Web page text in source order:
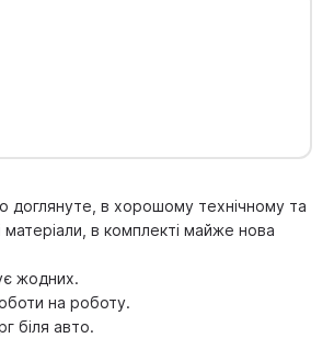
доглянуте, в хорошому технічному та
матеріали, в комплекті майже нова
жодних.
на роботу.
біля авто.